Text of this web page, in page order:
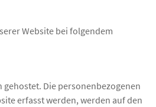
Website bei folgendem
gehostet. Die personenbezogenen
erfasst werden, werden auf den